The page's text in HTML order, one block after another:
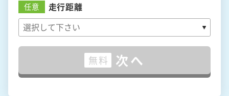
任意 走行距離
無料 次へ